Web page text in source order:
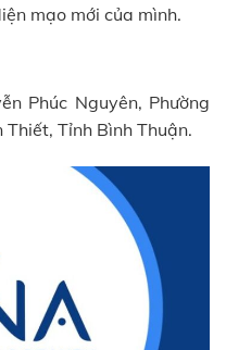
mạo mới của mình.
Phúc Nguyên, Phường
Thiết, Tỉnh Bình Thuận.